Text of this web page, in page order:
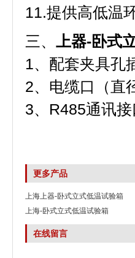
11.提供高低温
三、 上器-卧式
1、配套夹具孔
2、电缆口（直
3、R485通讯
更多产品
上海上器-卧式立式低温试验箱
上海-卧式立式低温试验箱
在线留言